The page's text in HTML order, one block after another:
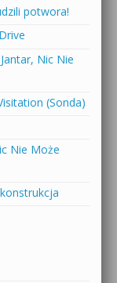
potwora!
Nic Nie
(Sonda)
Nie Może